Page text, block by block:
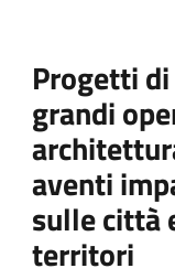
Progetti
grandi
aventi
sulle città
territori